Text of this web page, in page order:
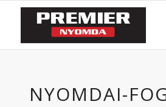
NYOMDAI-